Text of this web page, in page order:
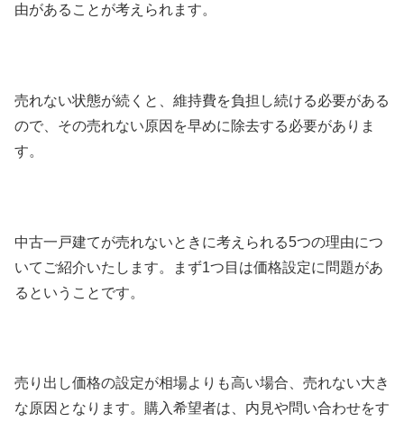
由があることが考えられます。
売れない状態が続くと、維持費を負担し続ける必要がある
ので、その売れない原因を早めに除去する必要がありま
す。
中古一戸建てが売れないときに考えられる5つの理由につ
いてご紹介いたします。まず1つ目は価格設定に問題があ
るということです。
売り出し価格の設定が相場よりも高い場合、売れない大き
な原因となります。購入希望者は、内見や問い合わせをす